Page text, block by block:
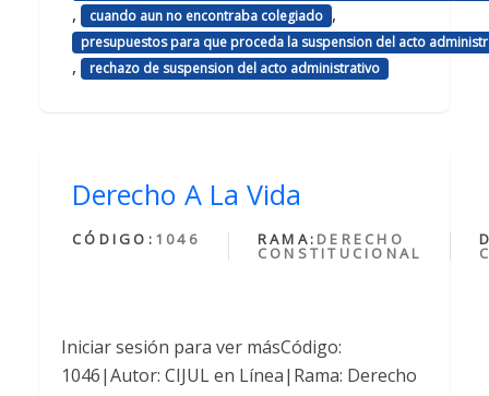
, cuando aun no encontraba colegiado ,
presupuestos para que proceda la suspension del acto
, rechazo de suspension del acto administrativo
Derecho A La Vida
CÓDIGO: 1046 RAMA: DERECHO
CONSTITUCIONAL
Iniciar sesión para ver másCódigo:
1046|Autor: CIJUL en Línea|Rama: Derecho